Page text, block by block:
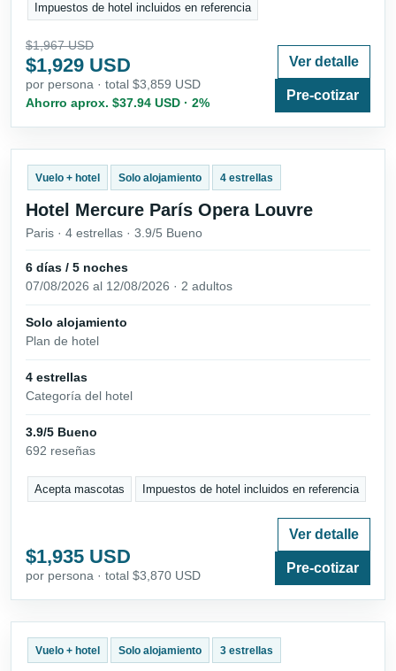
Impuestos de hotel incluidos en referencia
$1,967 USD
$1,929 USD
por persona · total $3,859 USD
Ahorro aprox. $37.94 USD · 2%
Ver detalle
Pre-cotizar
Vuelo + hotel Solo alojamiento 4 estrellas
Hotel Mercure París Opera Louvre
Paris · 4 estrellas · 3.9/5 Bueno
6 días / 5 noches
07/08/2026 al 12/08/2026 · 2 adultos
Solo alojamiento
Plan de hotel
4 estrellas
Categoría del hotel
3.9/5 Bueno
692 reseñas
Acepta mascotas Impuestos de hotel incluidos en referencia
$1,935 USD
por persona · total $3,870 USD
Ver detalle
Pre-cotizar
Vuelo + hotel Solo alojamiento 3 estrellas